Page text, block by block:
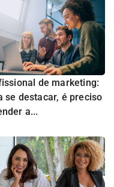
de marketing:
se destacar, é preciso
a...